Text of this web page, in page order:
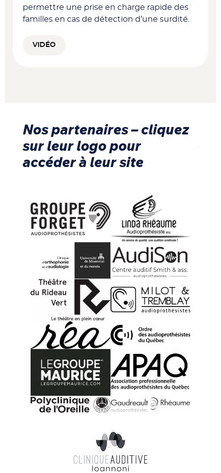
permettre une prise en charge rapide des
familles en cas de détection d’une surdité.
VIDÉO
Nos partenaires – cliquez
sur leur logo pour
accéder à leur site